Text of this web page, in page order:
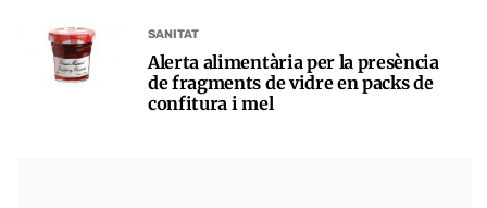
SANITAT
Alerta alimentària per la presència
de fragments de vidre en packs de
confitura i mel